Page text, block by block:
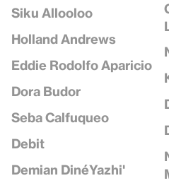
Siku Allooloo
Holland Andrews
Eddie Rodolfo Aparicio
Dora Budor
Seba Calfuqueo
Debit
Demian DinéYazhi'